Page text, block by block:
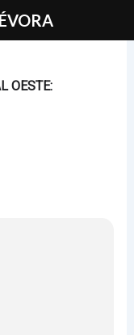
OESTE: